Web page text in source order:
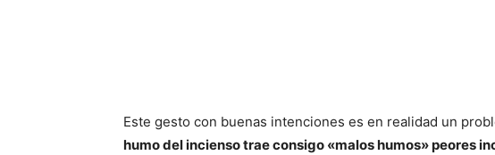
Este gesto con buenas intenciones es en realidad un
humo del incienso trae consigo «malos humos» peores